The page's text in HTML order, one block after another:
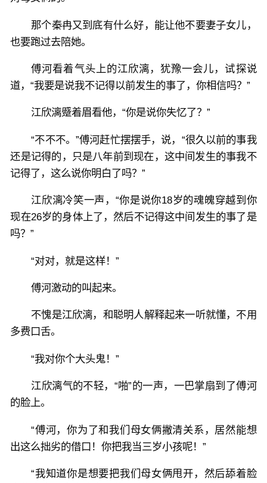
那个秦冉又到底有什么好，能让他不要妻子女儿，
也要跑过去陪她。
傅河看着气头上的江欣漓，犹豫一会儿，试探说
道，“我要是说我不记得以前发生的事了，你相信吗？”
江欣漓蹙着眉看他，“你是说你失忆了？”
“不不不。”傅河赶忙摆摆手，说，“很久以前的事我
还是记得的，只是八年前到现在，这中间发生的事我不
记得了，这么说你明白了吗？”
江欣漓冷笑一声，“你是说你18岁的魂魄穿越到你
现在26岁的身体上了，然后不记得这中间发生的事了是
吗？”
“对对，就是这样！”
傅河激动的叫起来。
不愧是江欣漓，和聪明人解释起来一听就懂，不用
多费口舌。
“我对你个大头鬼！”
江欣漓气的不轻，“啪”的一声，一巴掌扇到了傅河
的脸上。
“傅河，你为了和我们母女俩撇清关系，居然能想
出这么拙劣的借口！你把我当三岁小孩呢！”
“我知道你是想要把我们母女俩甩开，然后舔着脸